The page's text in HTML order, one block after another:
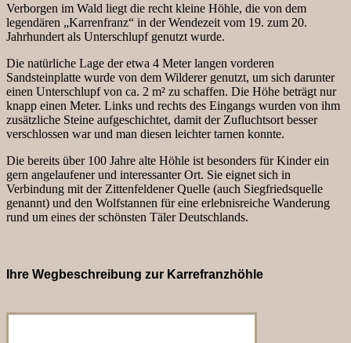
Verborgen im Wald liegt die recht kleine Höhle, die von dem
legendären „Karrenfranz“ in der Wendezeit vom 19. zum 20.
Jahrhundert als Unterschlupf genutzt wurde.
Die natürliche Lage der etwa 4 Meter langen vorderen
Sandsteinplatte wurde von dem Wilderer genutzt, um sich darunter
einen Unterschlupf von ca. 2 m² zu schaffen. Die Höhe beträgt nur
knapp einen Meter. Links und rechts des Eingangs wurden von ihm
zusätzliche Steine aufgeschichtet, damit der Zufluchtsort besser
verschlossen war und man diesen leichter tarnen konnte.
Die bereits über 100 Jahre alte Höhle ist besonders für Kinder ein
gern angelaufener und interessanter Ort. Sie eignet sich in
Verbindung mit der Zittenfeldener Quelle (auch Siegfriedsquelle
genannt) und den Wolfstannen für eine erlebnisreiche Wanderung
rund um eines der schönsten Täler Deutschlands.
Ihre Wegbeschreibung zur Karrefranzhöhle